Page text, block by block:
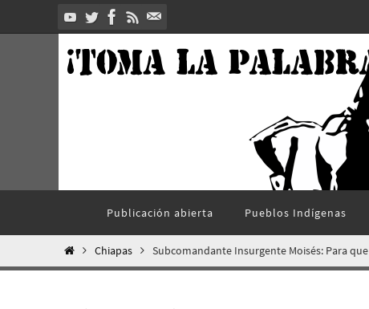
al
contenido
Publicación abierta Pueblos Indí­genas
InicioChiapas Subcomandante Insurgente Moisés: Para